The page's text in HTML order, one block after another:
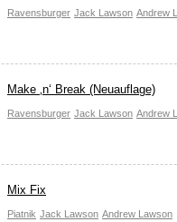
Ravensburger Jack Lawson Andrew
Make ‚n‘ Break (Neuauflage)
Ravensburger Jack Lawson Andrew
Mix Fix
Piatnik Jack Lawson Andrew Lawson